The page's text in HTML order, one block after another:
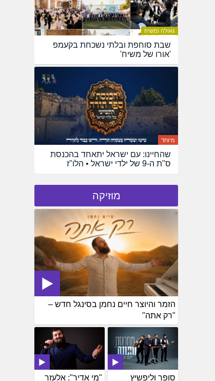
גאולה ומשיח
שבת סוחפת ובלתי נשכחת בקעמפ
'אורו של משיח'
מיוחד
שהחיינו: עם ישראל יתאחד בהכנסת
ס"ת ה-9 של ילדי ישראל • הלו"ז
מוזיקה
הזמר והיוצר חיים נחמן בסינגל חדש –
"רק אתה"
"מי אדיר": אלעזר סופר וליפשיץ